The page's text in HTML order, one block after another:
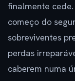
finalmente
começo do
sobreviventes
perdas
caberem numa